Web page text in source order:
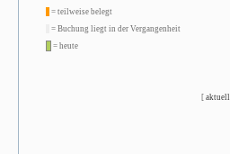
= teilweise belegt
= Buchung liegt in der Vergangenheit
= heute
[